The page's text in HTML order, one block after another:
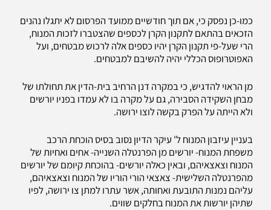
כמו-כן נפסק כי, אם תוך חודשיים ממועד הפרסום לא יתגלו נהנים
הזכאים בהתאם לתקנון הקרן לכספים שהצטברו לזכות המנוח,
הרי שעל-פי תקנון הקרן יהיו כספים אלה לרכוש מבטחים, ועל
האפוטרופוס הכללי יהיה להשיבם למבטחים.
מן הראוי להדגיש, כי במקרה דנן הרחיב בית-הדין את תחולתו של
מבחן השקידה הסבירה, גם על מקרה בו לא עמדו בפניו יורשים
ולא הייתה על הפרק בקשה לוצו ירושה.
בעניין עיזבון המנוח ל' עיקר הדיון נסוב בסיס הוכחת הרכב
משפחת המנוח- יורשים מן הפרנטלה השנייה- אחים ואחיות של
המנוח וצאצאיהם, ובאין כאלה יורשים- בהוכחת קיומם של יורשים
מהפרנטלה השלישית- צאצאי הורי הוריו של המנוח וצאצאיהם,
עליהם נמנות התובעת ואחותה, אשר עתרו למתן צו ירושה, לפיו
שתיהן יורשות את המנוח בחלקים שווים.